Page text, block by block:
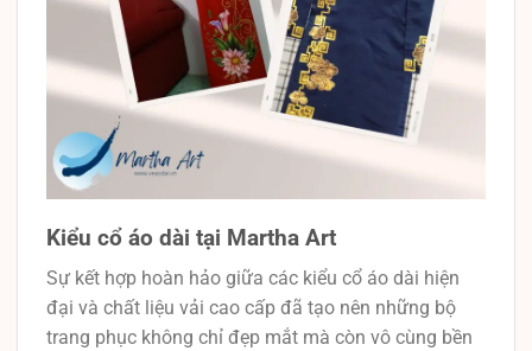
Kiểu cổ áo dài tại Martha Art
Sự kết hợp hoàn hảo giữa các kiểu cổ áo dài hiện
đại và chất liệu vải cao cấp đã tạo nên những bộ
trang phục không chỉ đẹp mắt mà còn vô cùng bền